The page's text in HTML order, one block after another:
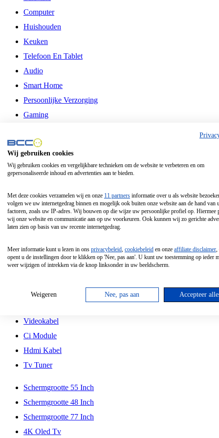
Computer
Huishouden
Keuken
Telefoon En Tablet
Audio
Smart Home
Persoonlijke Verzorging
Gaming
Philips
Schermgrootte 24 Inch
Schermgrootte 85 Inch
Schermgrootte 98 Inch
Tcl
Hd Led Tv
Antennekabel
Videokabel
Ci Module
Hdmi Kabel
Tv Tuner
Schermgrootte 55 Inch
Schermgrootte 48 Inch
Schermgrootte 77 Inch
4K Oled Tv
Wij gebruiken cookies
Wij gebruiken cookies en vergelijkbare technieken om de website te verbeteren en om
gepersonaliseerde inhoud en advertenties aan te bieden.
Met deze cookies verzamelen wij en onze 11 partners informatie over u als website
volgen we uw internetgedrag binnen en mogelijk ook buiten onze website aan de hand van
factoren, zoals uw IP-adres. Wij bouwen op die wijze uw persoonlijke profiel op. Hiermee
wij onze website en communicatie aan op uw voorkeuren. Ook kunnen wij zo gerichte
laten zien op basis van uw recente internetgedrag.
Meer informatie kunt u lezen in ons privacybeleid, cookiebeleid en onze affiliate disclaimer,
opent u de instellingen door te klikken op 'Nee, pas aan'. U kunt uw toestemming op ieder
weer wijzigen of intrekken via de knop linksonder in uw beeldscherm.
Weigeren Nee, pas aan Accepteer